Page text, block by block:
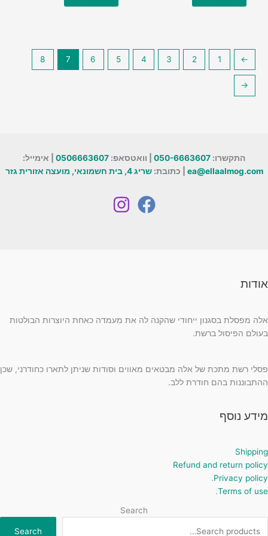
₪16,000.
₪9,000.
→
1
2
3
4
5
6
7
8
←
התקשרו: 050-6663607 | וואטסאפ: 0506663607 | אימייל:
ea@ellaalmog.com | כתובת:שריג 4, בית חשמונאי, מועצה אזורית גזר
אודות
אלה מפסלת בסגנון ייחודי שהקנה לה את מעמדה כאחת היוצרות הבולטות
בעולם הפיסול ברשת.
פסלי רשת מתכת של אלה מבטאים מאווים וסודות שניתן לתארו כחודרני, שכן
ההתבוננות בהם חודרת ללב.
מידע נוסף
Shipping
Refund and return policy
Privacy policy
.
Terms of use
.
Search
Search